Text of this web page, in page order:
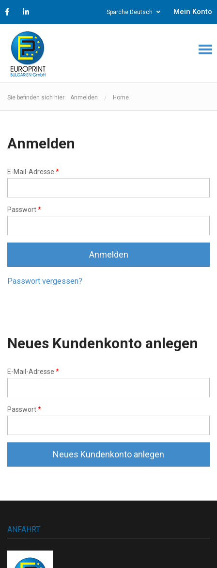
Sparche Deutsch Mein Konto
Sie befinden sich hier: Anmelden Home
Anmelden
E-Mail-Adresse *
Passwort*
Anmelden
Passwort vergessen?
Neues Kundenkonto anlegen
E-Mail-Adresse *
Passwort*
Neues Kundenkonto anlegen
ANFAHRT